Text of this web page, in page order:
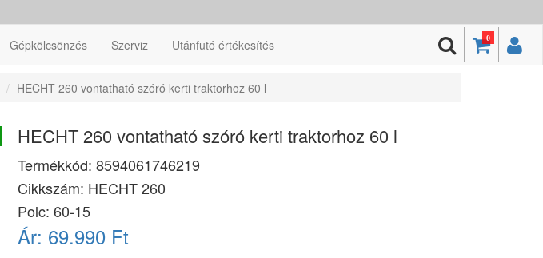
0
Gépkölcsönzés Szerviz Utánfutó értékesítés
HECHT 260 vontatható szóró kerti traktorhoz 60 l
HECHT 260 vontatható szóró kerti traktorhoz 60 l
Termékkód: 8594061746219
Cikkszám: HECHT 260
Polc: 60-15
Ár: 69.990 Ft